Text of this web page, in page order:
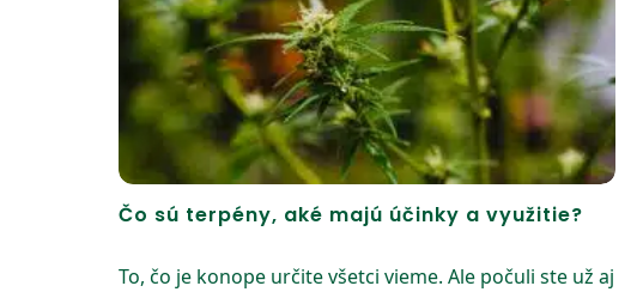
Čo sú terpény, aké majú účinky a využitie?
To, čo je konope určite všetci vieme. Ale počuli ste už aj